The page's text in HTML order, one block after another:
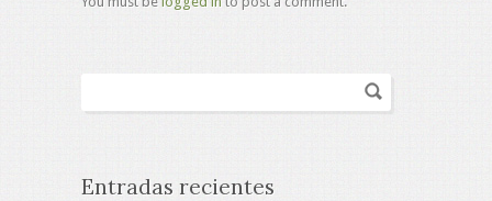
Entradas recientes